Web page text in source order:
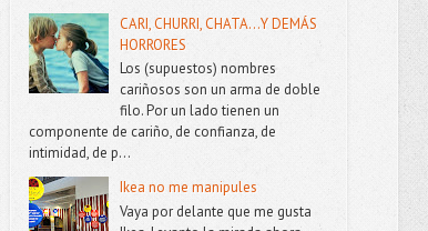
CARI, CHURRI, CHATA...Y DEMÁS
HORRORES
Los (supuestos) nombres
cariñosos son un arma de doble
filo. Por un lado tienen un
componente de cariño, de confianza, de
intimidad, de p...
Ikea no me manipules
Vaya por delante que me gusta